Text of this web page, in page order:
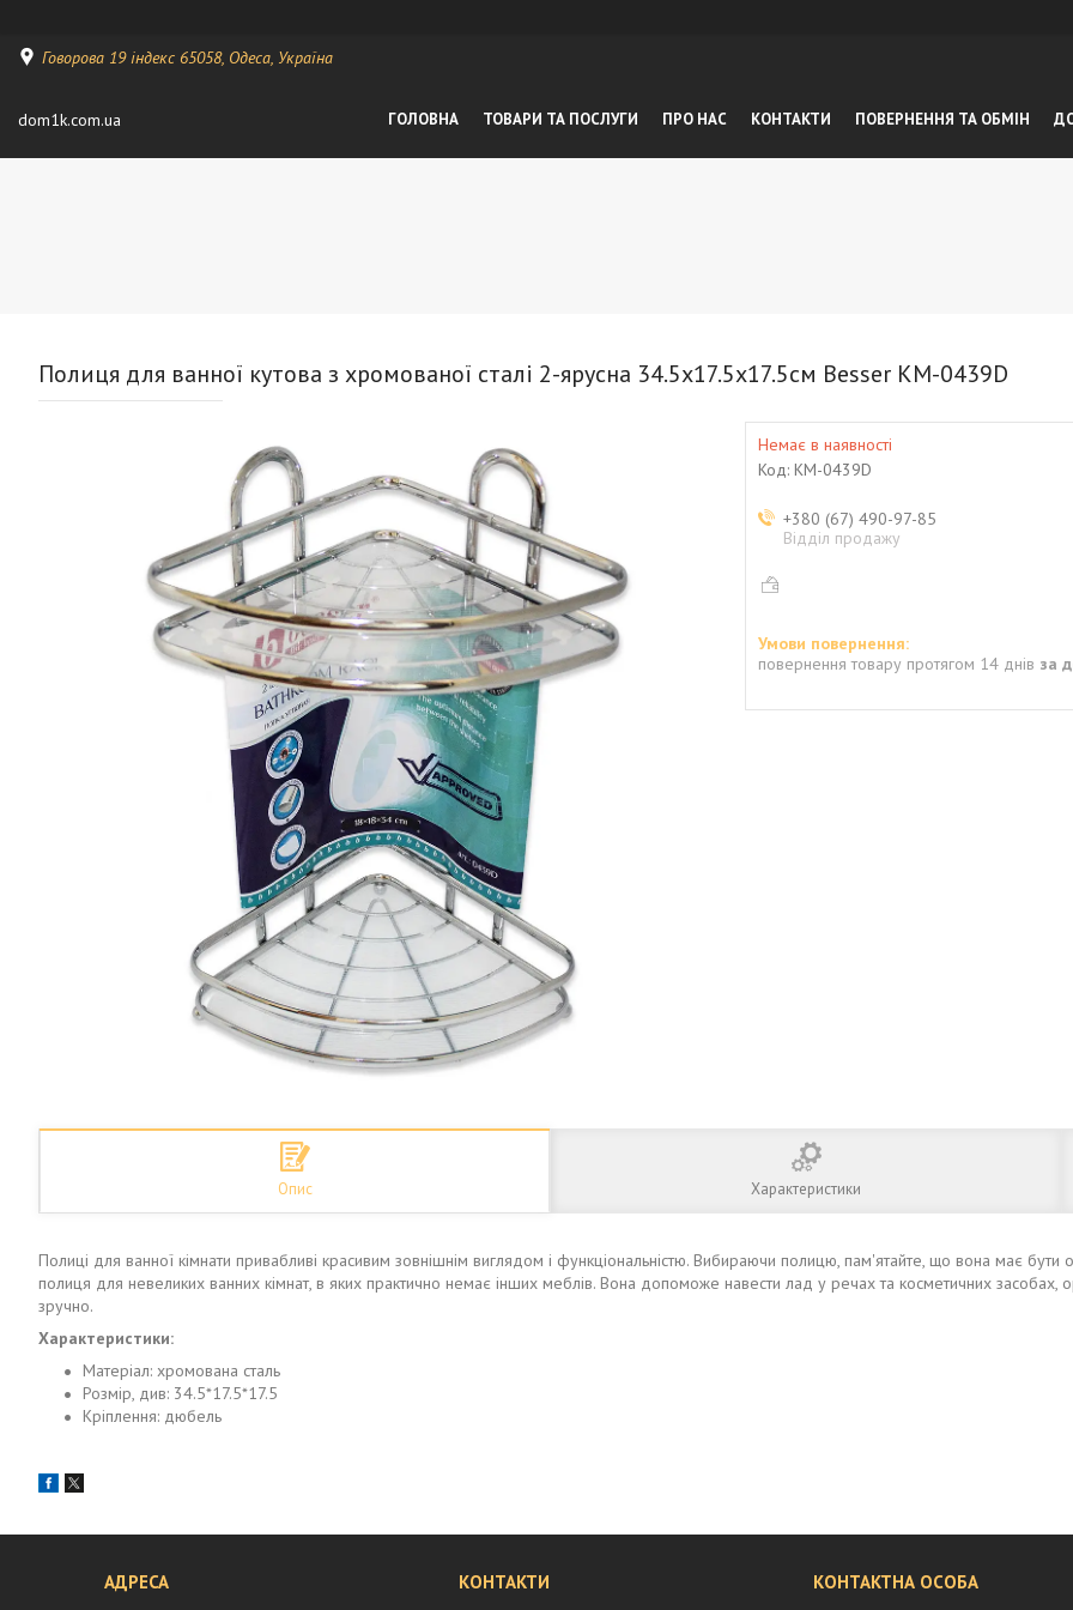
Говорова 19 індекс 65058, Одеса, Україна
dom1k.com.ua ГОЛОВНА ТОВАРИ ТА ПОСЛУГИ ПРО НАС КОНТАКТИ ПОВЕРНЕННЯ ТА ОБМIН
Полиця для ванної кутова з хромованої сталі 2-ярусна 34.5х17.5х17.5см Besser KM-0439D
Немає в наявності
Код: KM-0439D
+380 (67) 490-97-85
Відділ продажу
повернення товару протягом 14 днів за
Опис Характеристики
Полиці для ванної кімнати привабливі красивим зовнішнім виглядом і функціональністю. Вибираючи полицю, пам'ятайте, що вона має
полиця для невеликих ванних кімнат, в яких практично немає інших меблів. Вона допоможе навести лад у речах та косметичних засобах,
зручно.
Характеристики:
Матеріал: хромована сталь
Розмір, див: 34.5*17.5*17.5
Кріплення: дюбель